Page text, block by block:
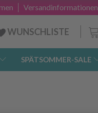
Versandinformationen
WUNSCHLISTE
SPÄTSOMMER-SALE